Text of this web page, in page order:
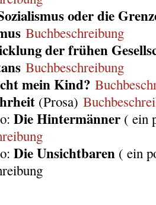
oder die
Buchbeschreibung
der frühen
Buchbeschreibung
mein Kind?
(Prosa)
Die Hintermänner ( ein
Die Unsichtbaren ( ein